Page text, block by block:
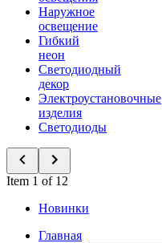
Наружное
освещение
Гибкий
неон
Светодиодный
декор
Электроустановочные
изделия
Светодиоды
Item 1 of 12
Новинки
Главная